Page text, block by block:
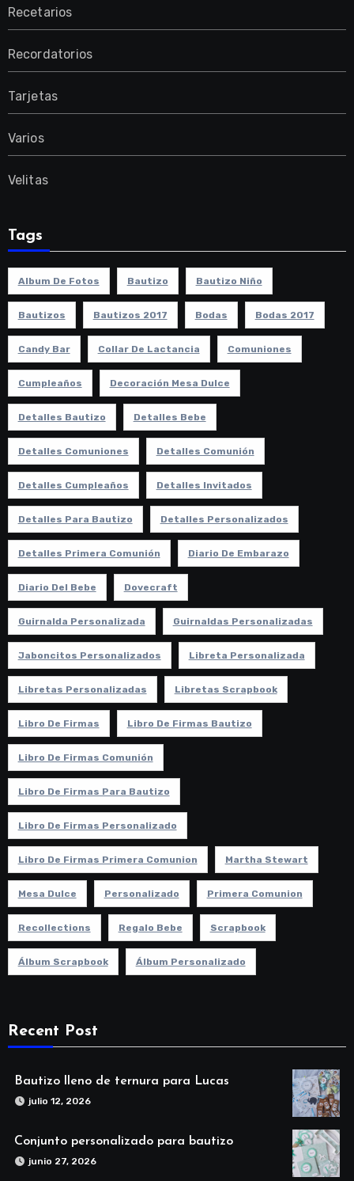
Recetarios
Recordatorios
Tarjetas
Varios
Velitas
Tags
Album De Fotos Bautizo Bautizo Niño
Bautizos Bautizos 2017 Bodas Bodas 2017
Candy Bar Collar De Lactancia Comuniones
Cumpleaños Decoración Mesa Dulce
Detalles Bautizo Detalles Bebe
Detalles Comuniones Detalles Comunión
Detalles Cumpleaños Detalles Invitados
Detalles Para Bautizo Detalles Personalizados
Detalles Primera Comunión Diario De Embarazo
Diario Del Bebe Dovecraft
Guirnalda Personalizada Guirnaldas Personalizadas
Jaboncitos Personalizados Libreta Personalizada
Libretas Personalizadas Libretas Scrapbook
Libro De Firmas Libro De Firmas Bautizo
Libro De Firmas Comunión
Libro De Firmas Para Bautizo
Libro De Firmas Personalizado
Libro De Firmas Primera Comunion Martha Stewart
Mesa Dulce Personalizado Primera Comunion
Recollections Regalo Bebe Scrapbook
Álbum Scrapbook Álbum Personalizado
Recent Post
Bautizo lleno de ternura para Lucas
julio 12, 2026
Conjunto personalizado para bautizo
junio 27, 2026